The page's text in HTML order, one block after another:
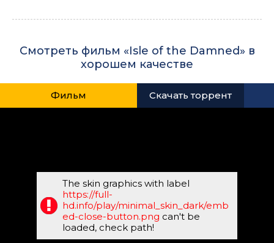
Смотреть фильм «Isle of the Damned» в
хорошем качестве
Фильм Скачать торрент
The skin graphics with label
https://full-
hd.info/play/minimal_skin_dark/emb
ed-close-button.png can't be
loaded, check path!